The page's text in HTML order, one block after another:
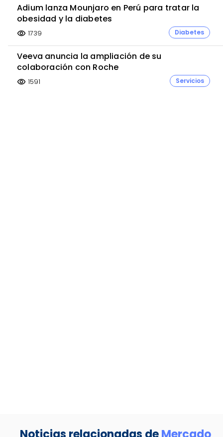
Adium lanza Mounjaro en Perú para tratar la
obesidad y la diabetes
visibility 1739 Diabetes
Veeva anuncia la ampliación de su
colaboración con Roche
visibility 1591 Servicios